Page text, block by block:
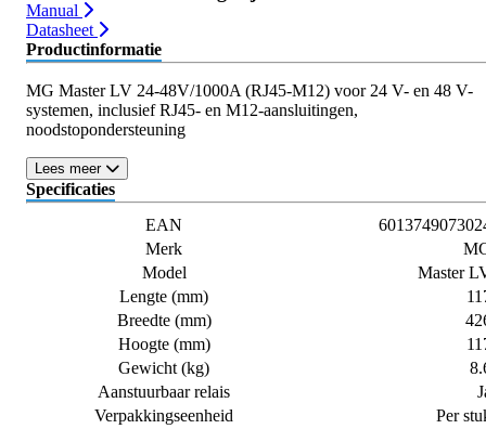
Manual
Datasheet
Productinformatie
MG Master LV 24-48V/1000A (RJ45-M12) voor 24 V- en 48 V-
systemen, inclusief RJ45- en M12-aansluitingen,
noodstopondersteuning
Lees meer
Specificaties
EAN
Merk
Model
Master
Lengte (mm)
Breedte (mm)
Hoogte (mm)
Gewicht (kg)
Aanstuurbaar relais
Verpakkingseenheid
Per